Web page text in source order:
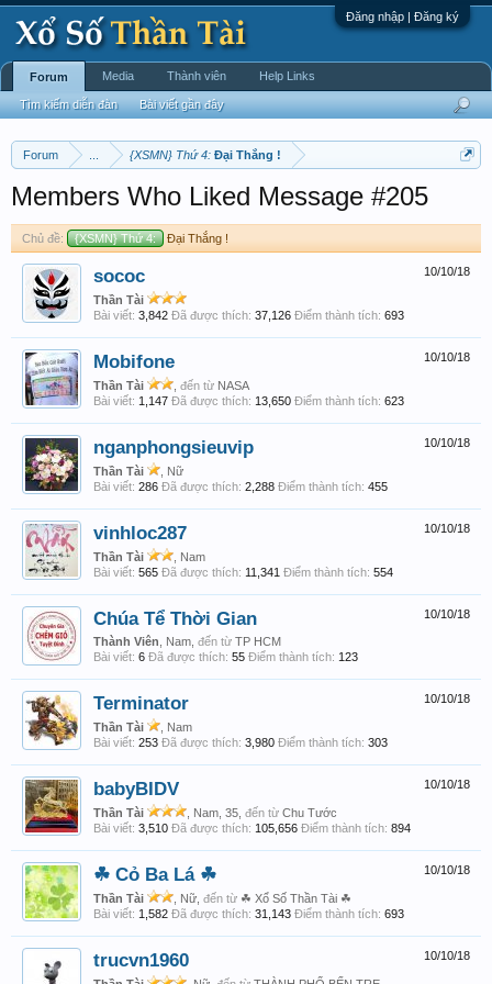
Đăng nhập | Đăng ký
Forum {XSMN} Thứ 4: Đại Thắng !
Members Who Liked Message #205
Chủ đề: {XSMN} Thứ 4: Đại Thắng !
10/10/18
sococ
Thần Tài
Bài viết: 3,842 Đã được thích: 37,126 Điểm thành tích: 693
10/10/18
Mobifone
Thần Tài đến từ NASA
Bài viết: 1,147 Đã được thích: 13,650 Điểm thành tích: 623
10/10/18
nganphongsieuvip
Thần Tài
, Nữ
Bài viết: 286 Đã được thích: 2,288 Điểm thành tích: 455
10/10/18
vinhloc287
Thần Tài
, Nam
Bài viết: 565 Đã được thích: 11,341 Điểm thành tích: 554
10/10/18
Chúa Tể Thời Gian
Thành Viên , Nam, đến từ TP HCM
Bài viết: 6 Đã được thích: 55 Điểm thành tích: 123
10/10/18
Terminator
Thần Tài
, Nam
Bài viết: 253 Đã được thích: 3,980 Điểm thành tích: 303
10/10/18
babyBIDV
Thần Tài , Nam, 35, đến từ Chu Tước
Bài viết: 3,510 Đã được thích: 105,656 Điểm thành tích: 894
10/10/18
☘ Cỏ Ba Lá ☘
Thần Tài , Nữ, đến từ ☘ Xổ Số Thần Tài ☘
Bài viết: 1,582 Đã được thích: 31,143 Điểm thành tích: 693
10/10/18
trucvn1960
Forum
Tìm kiếm diễn đàn Bài viết gần đây
Media Thành viên Help Links